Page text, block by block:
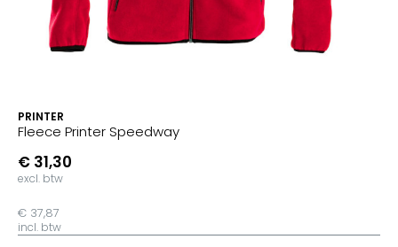
PRINTER
Fleece Printer Speedway
€ 31,30
excl. btw
€ 37,87
incl. btw